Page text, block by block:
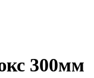
300мм